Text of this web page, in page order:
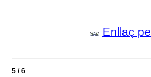
Enllaç
5 / 6